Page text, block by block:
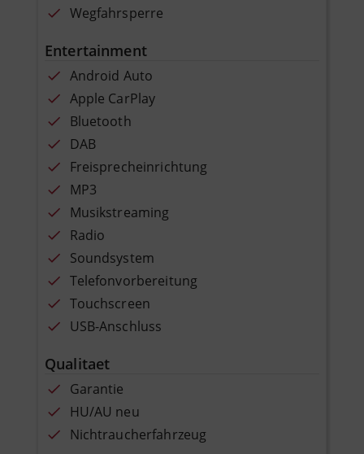
Wegfahrsperre
Entertainment
Android Auto
Apple CarPlay
Bluetooth
DAB
Freisprecheinrichtung
MP3
Musikstreaming
Radio
Soundsystem
Telefonvorbereitung
Touchscreen
USB-Anschluss
Qualitaet
Garantie
HU/AU neu
Nichtraucherfahrzeug